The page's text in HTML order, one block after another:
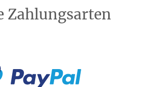
Zahlungsarten